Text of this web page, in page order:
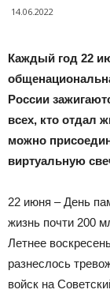
14.06.2022
Каждый год 22
России
всех, кто отдал
можно
виртуальную
22 июня – День
жизнь почти 200
Летнее
разнеслось
войск на